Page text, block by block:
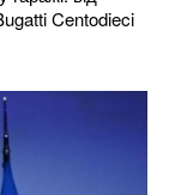
Centodieci